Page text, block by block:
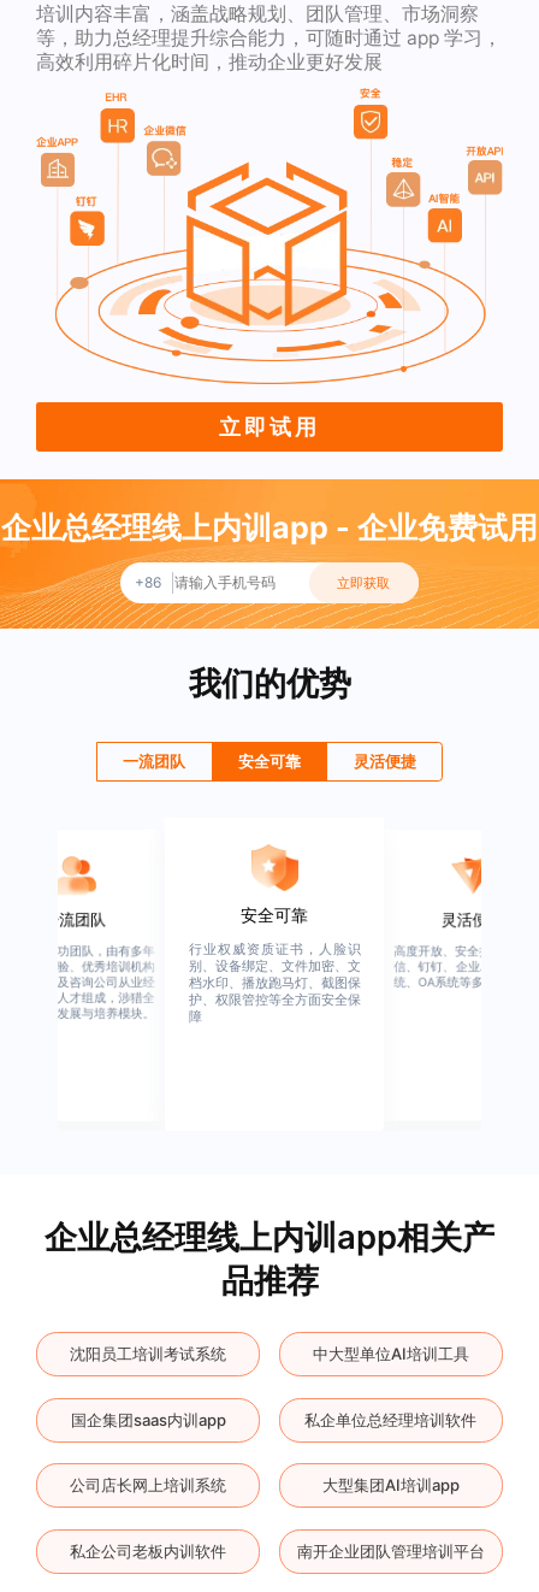
培训内容丰富，涵盖战略规划、团队管理、市场洞察
等，助力总经理提升综合能力，可随时通过 app 学习，
高效利用碎片化时间，推动企业更好发展
立即试用
企业总经理线上内训app - 企业免费试用
+86 立即获取
我们的优势
一流团队 安全可靠 灵活便捷
一流团队
星客户成功团队，由有多年
业从业经验、优秀培训机构
业经验，及咨询公司从业经
的全行业人才组成，涉猎全
业的人才发展与培养模块。
安全可靠
行业权威资质证书，人脸识
别、设备绑定、文件加密、文
档水印、播放跑马灯、截图保
护、权限管控等全方面安全保
障
灵活便捷
高度开放、安全接口、支
信、钉钉、企业APP、
统、OA系统等多系统集成
企业总经理线上内训app相关产
品推荐
沈阳员工培训考试系统 中大型单位AI培训工具
国企集团saas内训app 私企单位总经理培训软件
公司店长网上培训系统 大型集团AI培训app
私企公司老板内训软件 南开企业团队管理培训平台